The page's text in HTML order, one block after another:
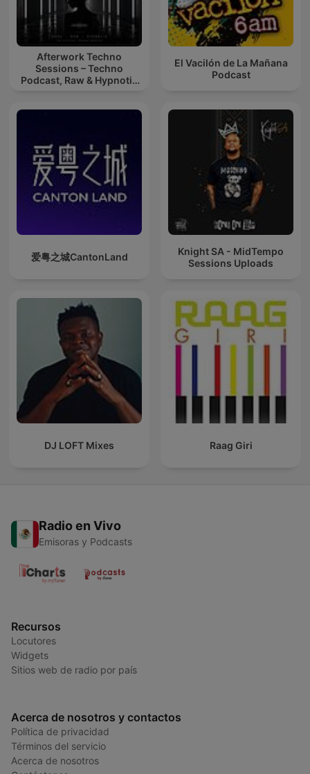
Afterwork Techno
Sessions – Techno
Podcast, Raw & Hypnotic
El Vacilón de La Mañana
Podcast
爱粤之城CantonLand
Knight SA - MidTempo
Sessions Uploads
DJ LOFT Mixes Raag Giri
Radio en Vivo
Emisoras y Podcasts
Recursos
Locutores
Widgets
Sitios web de radio por país
Acerca de nosotros y contactos
Política de privacidad
Términos del servicio
Acerca de nosotros